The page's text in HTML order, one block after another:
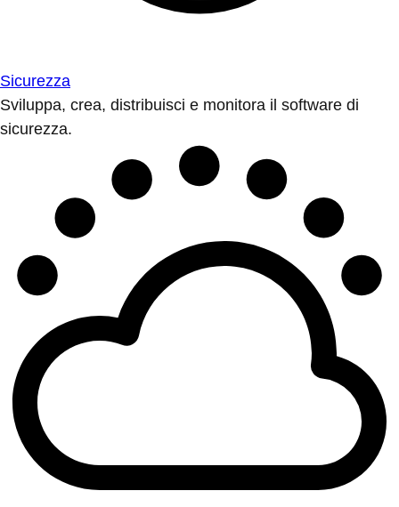
Sicurezza
Sviluppa, crea, distribuisci e monitora il software di
sicurezza.